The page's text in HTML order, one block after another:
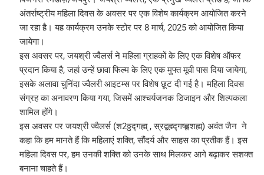
अंतर्राष्ट्रीय महिला दिवस के अवसर पर एक विशेष कार्यक्रम आयोजित करने
जा रहा है। यह कार्यक्रम उनके स्टोर पर 8 मार्च, 2025 को आयोजित किया
जायेगा।
इस अवसर पर, जयश्री ज्वैलर्स ने महिला ग्राहकों के लिए एक विशेष ऑफर
प्रदान किया है, जहां उन्हें छावा फिल्म के लिए एक मुफ्त मूवी पास दिया जायेगा,
इसके अलावा चुनिंदा ज्वैलरी आइटम्स पर विशेष छूट दी गई है। महिला दिवस
संग्रह का अनावरण किया गया, जिसमें आश्चर्यजनक डिजाइन और शिल्पकला
शामिल होंगे।
इस अवसर पर जयश्री ज्वैलर्स (श2ठ्ठद्गह्म् , स्रद्बह्म्द्गष्ह्लशह्म्) अवंत जैन ने
कहा कि हम मानते हैं कि महिलाएं शक्ति, सौंदर्य और साहस का प्रतीक हैं। इस
महिला दिवस पर, हम उनकी शक्ति को उनके साथ मिलकर आगे बढ़ाकर सशक्त
बनाना चाहते हैं।